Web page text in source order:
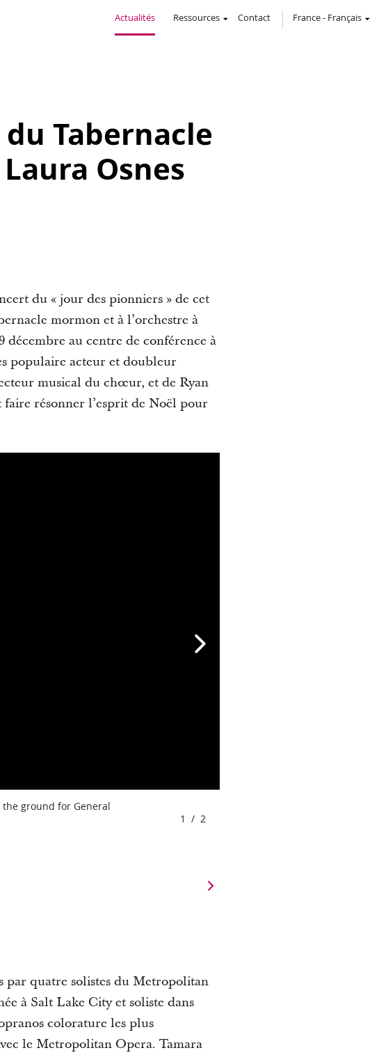
Actualités Ressources Contact France- Français
Tabernacle
Osnes
du « jour des pionniers » de cet
mormon et à l’orchestre à
décembre au centre de conférence à
populaire acteur et doubleur
musical du chœur, et de Ryan
résonner l’esprit de Noël pour
ground for General
1 / 2
par quatre solistes du Metropolitan
à Salt Lake City et soliste dans
colorature les plus
le Metropolitan Opera. Tamara